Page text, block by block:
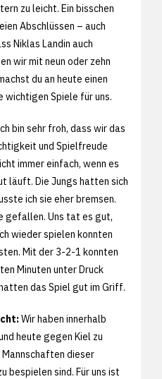
zu leicht. Ein bisschen
Abschlüssen – auch
Niklas Landin auch
wir mit neun oder zehn
du an heute einen
wichtigen Spiele für uns.
bin sehr froh, dass wir das
und Spielfreude
immer einfach, wenn es
läuft. Die Jungs hatten sich
ich sie eher bremsen.
gefallen. Uns tat es gut,
wieder spielen konnten
Mit der 3-2-1 konnten
Minuten unter Druck
das Spiel gut im Griff.
Wir haben innerhalb
heute gegen Kiel zu
dieser
bespielen sind. Für uns ist